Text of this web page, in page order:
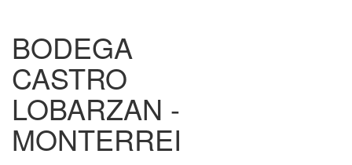
BODEGA
CASTRO
LOBARZAN -
MONTERREI